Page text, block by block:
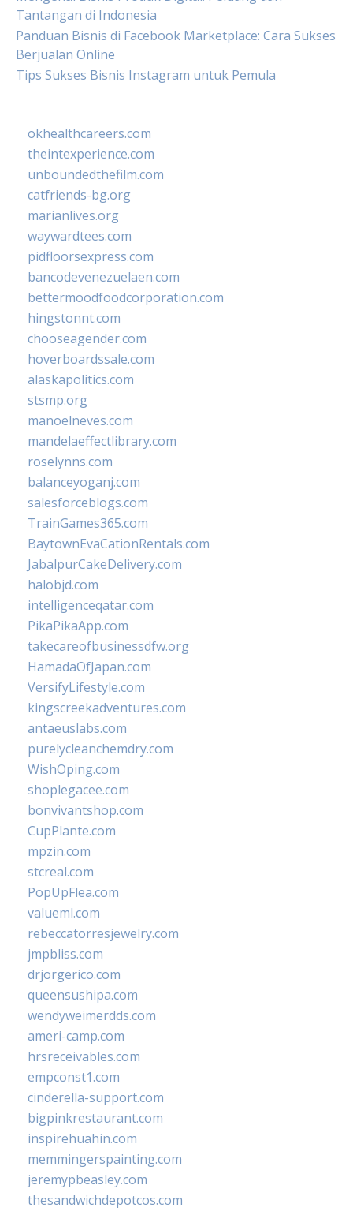
Tantangan di Indonesia
Panduan Bisnis di Facebook Marketplace: Cara Sukses
Berjualan Online
Tips Sukses Bisnis Instagram untuk Pemula
okhealthcareers.com
theintexperience.com
unboundedthefilm.com
catfriends-bg.org
marianlives.org
waywardtees.com
pidfloorsexpress.com
bancodevenezuelaen.com
bettermoodfoodcorporation.com
hingstonnt.com
chooseagender.com
hoverboardssale.com
alaskapolitics.com
stsmp.org
manoelneves.com
mandelaeffectlibrary.com
roselynns.com
balanceyoganj.com
salesforceblogs.com
TrainGames365.com
BaytownEvaCationRentals.com
JabalpurCakeDelivery.com
halobjd.com
intelligenceqatar.com
PikaPikaApp.com
takecareofbusinessdfw.org
HamadaOfJapan.com
VersifyLifestyle.com
kingscreekadventures.com
antaeuslabs.com
purelycleanchemdry.com
WishOping.com
shoplegacee.com
bonvivantshop.com
CupPlante.com
mpzin.com
stcreal.com
PopUpFlea.com
valueml.com
rebeccatorresjewelry.com
jmpbliss.com
drjorgerico.com
queensushipa.com
wendyweimerdds.com
ameri-camp.com
hrsreceivables.com
empconst1.com
cinderella-support.com
bigpinkrestaurant.com
inspirehuahin.com
memmingerspainting.com
jeremypbeasley.com
thesandwichdepotcos.com